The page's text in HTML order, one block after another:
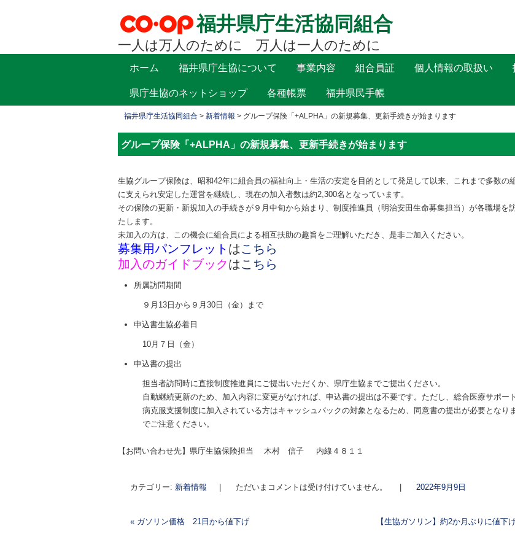
福井県庁生活協同組合
一人は万人のために 万人は一人のために
メインメニュー
コ
テ
ン
へ
移
ホーム 福井県庁生協について 事業内容 組合員証 個人情報の取扱い
県庁生協のネットショップ 各種帳票 福井県民手帳
福井県庁生活協同組合 > 新着情報 > グループ保険「+ALPHA」の新規募集、更新手続きが始まります
グループ保険「+ALPHA」の新規募集、更新手続きが始まります
生協グループ保険は、昭和42年に組合員の福祉向上・生活の安定を目的として発足して以来、これまで多数の
に支えられ安定した運営を継続し、現在の加入者数は約2,300名となっています。
その保険の更新・新規加入の手続きが９月中旬から始まり、制度推進員（明治安田生命募集担当）が各職場を
たします。
未加入の方は、この機会に組合員による相互扶助の趣旨をご理解いただき、是非ご加入ください。
募集用パンフレット はこちら
加入のガイドブックはこちら
所属訪問期間
９月13日から９月30日（金）まで
申込書生協必着日
10月７日（金）
申込書の提出
担当者訪問時に直接制度推進員にご提出いただくか、県庁生協までご提出ください。
自動継続更新のため、加入内容に変更がなければ、申込書の提出は不要です。ただし、総合医療サポー
病克服支援制度に加入されている方はキャッシュバックの対象となるため、同意書の提出が必要となり
でご注意ください。
【お問い合わせ先】県庁生協保険担当 木村 信子 内線４８１１
カテゴリー: 新着情報 ただいまコメントは受け付けていません。 2022年9月9日
« ガソリン価格 21日から値下げ 【生協ガソリン】約2か月ぶりに値下